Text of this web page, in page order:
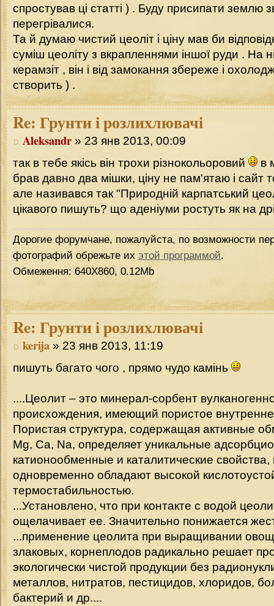
спростував ці статті ) . Буду присипати землю
перегрівалися.
Та й думаю чистий цеоліт і ціну мав би
суміш цеоліту з вкрапленнями іншої руди . На
керамзіт , він і від замокання збереже і
створить ) .
Re: Грунти і розлихлювачі
Aleksandr » 23 янв 2013, 00:09
так в тебе якісь він трохи різнокольоровий
в
брав давно два мішки, ціну не пам'ятаю і сайт
але називався так "Природній карпатський
цікавого пишуть? що аденіуми ростуть як на
Дорогие форумчане, пожалуйста, по возможности
фотографий обрежьте их этой программой.
Обмеження: 640Х860, 0.12Mb
Re: Грунти і розлихлювачі
kerija » 23 янв 2013, 11:19
пишуть багато чого , прямо чудо камінь
....Цеолит – это минерал-сорбент
происхождения, имеющий пористое
Пористая структура, содержащая активные
Mg, Ca, Na, определяет уникальные
катионообменные и каталитические свойства,
одновременно обладают высокой
термостабильностью.
...Установлено, что при контакте с водой
ощелачивает ее. Значительно понижается
...применение цеолита при выращивании
злаковых, корнеплодов радикально решает
экологически чистой продукции без
металлов, нитратов, пестицидов, хлоридов,
бактерий и др....